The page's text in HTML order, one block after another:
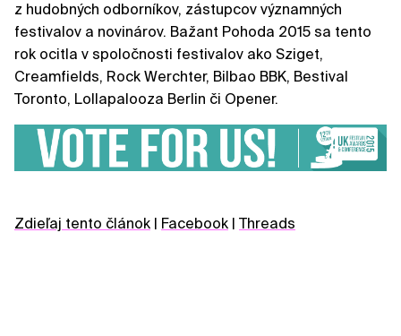
z hudobných odborníkov, zástupcov významných
festivalov a novinárov. Bažant Pohoda 2015 sa tento
rok ocitla v spoločnosti festivalov ako Sziget,
Creamfields, Rock Werchter, Bilbao BBK, Bestival
Toronto, Lollapalooza Berlin či Opener.
Zdieľaj tento článok | Facebook | Threads